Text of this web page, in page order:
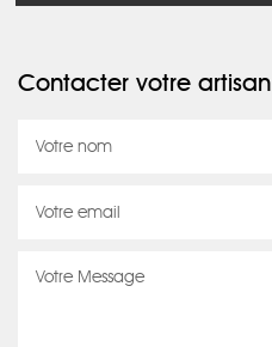
Contacter votre artisan